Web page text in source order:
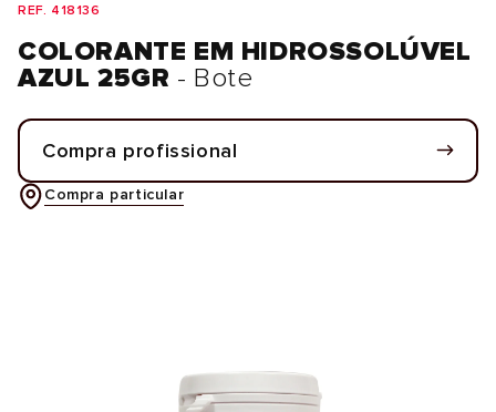
REF. 418136
COLORANTE EM HIDROSSOLÚVEL
AZUL 25GR - Bote
Compra profissional
Compra particular